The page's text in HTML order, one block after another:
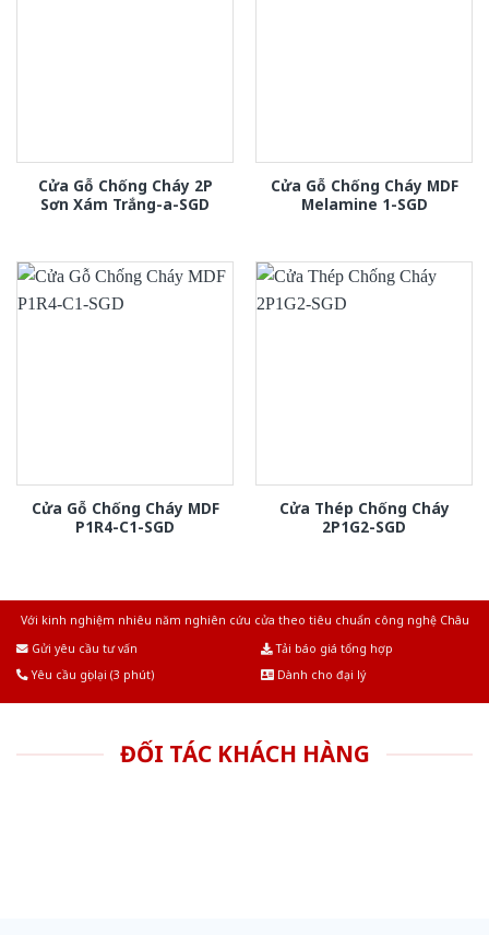
Cửa Gỗ Chống Cháy 2P
Sơn Xám Trắng-a-SGD
Cửa Gỗ Chống Cháy MDF
Melamine 1-SGD
Cửa Gỗ Chống Cháy MDF
P1R4-C1-SGD
Cửa Thép Chống Cháy
2P1G2-SGD
Với kinh nghiệm nhiêu năm nghiên cứu cửa theo tiêu chuẩn công nghệ Châu
Gửi yêu cầu tư vấn
Tải báo giá tổng hợp
Yêu cầu gọi lại (3 phút)
Dành cho đại lý
ĐỐI TÁC KHÁCH HÀNG